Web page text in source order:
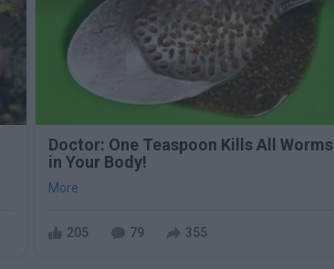
Doctor: One Teaspoon Kills All Worms
in Your Body!
More
205 79 355